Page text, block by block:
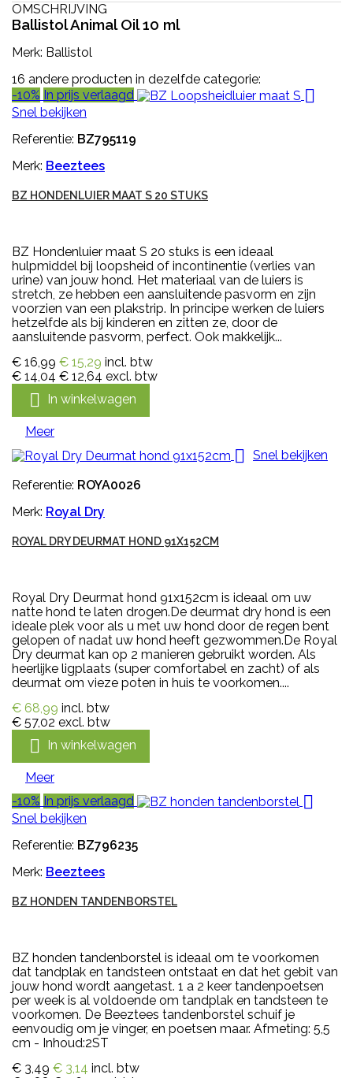
OMSCHRIJVING
Ballistol Animal Oil 10 ml
Merk: Ballistol
16 andere producten in dezelfde categorie:
-10% In prijs verlaagd 
Snel bekijken
Referentie: BZ795119
Merk: Beeztees
BZ HONDENLUIER MAAT S 20 STUKS
BZ Hondenluier maat S 20 stuks is een ideaal
hulpmiddel bij loopsheid of incontinentie (verlies van
urine) van jouw hond. Het materiaal van de luiers is
stretch, ze hebben een aansluitende pasvorm en zijn
voorzien van een plakstrip. In principe werken de luiers
hetzelfde als bij kinderen en zitten ze, door de
aansluitende pasvorm, perfect. Ook makkelijk...
€ 16,99 € 15,29 incl. btw
€ 14,04 € 12,64 excl. btw
 In winkelwagen
Meer
 Snel bekijken
Referentie: ROYA0026
Merk: Royal Dry
ROYAL DRY DEURMAT HOND 91X152CM
Royal Dry Deurmat hond 91x152cm is ideaal om uw
natte hond te laten drogen.De deurmat dry hond is een
ideale plek voor als u met uw hond door de regen bent
gelopen of nadat uw hond heeft gezwommen.De Royal
Dry deurmat kan op 2 manieren gebruikt worden. Als
heerlijke ligplaats (super comfortabel en zacht) of als
deurmat om vieze poten in huis te voorkomen....
€ 68,99 incl. btw
€ 57,02 excl. btw
 In winkelwagen
Meer
-10% In prijs verlaagd 
Snel bekijken
Referentie: BZ796235
Merk: Beeztees
BZ HONDEN TANDENBORSTEL
BZ honden tandenborstel is ideaal om te voorkomen
dat tandplak en tandsteen ontstaat en dat het gebit van
jouw hond wordt aangetast. 1 a 2 keer tandenpoetsen
per week is al voldoende om tandplak en tandsteen te
voorkomen. De Beeztees tandenborstel schuif je
eenvoudig om je vinger, en poetsen maar. Afmeting: 5,5
cm - Inhoud:2ST
€ 3,49 € 3,14 incl. btw